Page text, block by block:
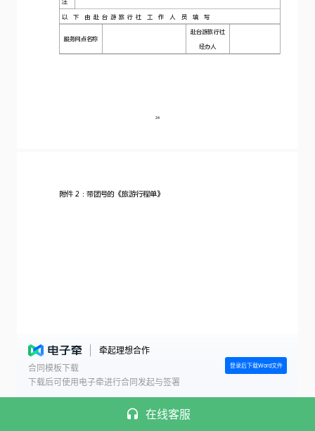
牵起理想合作
合同模板下载
下载后可使用电子牵进行合同发起与签署
登录后下载Word文件
在线客服